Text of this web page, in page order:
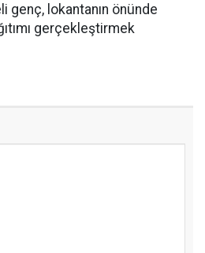
genç, lokantanın önünde
gerçekleştirmek